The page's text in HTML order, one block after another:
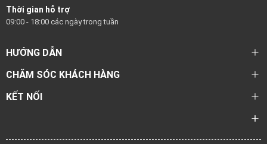
Thời gian hỗ trợ
09:00 - 18:00 các ngày trong tuần
HƯỚNG DẪN
CHĂM SÓC KHÁCH HÀNG
KẾT NỐI